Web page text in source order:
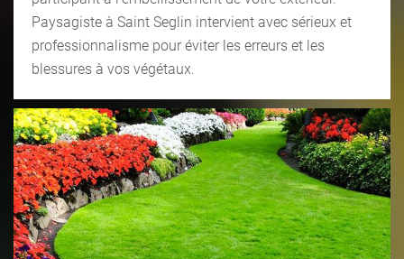
Paysagiste à Saint Seglin intervient avec sérieux et
professionnalisme pour éviter les erreurs et les
blessures à vos végétaux.